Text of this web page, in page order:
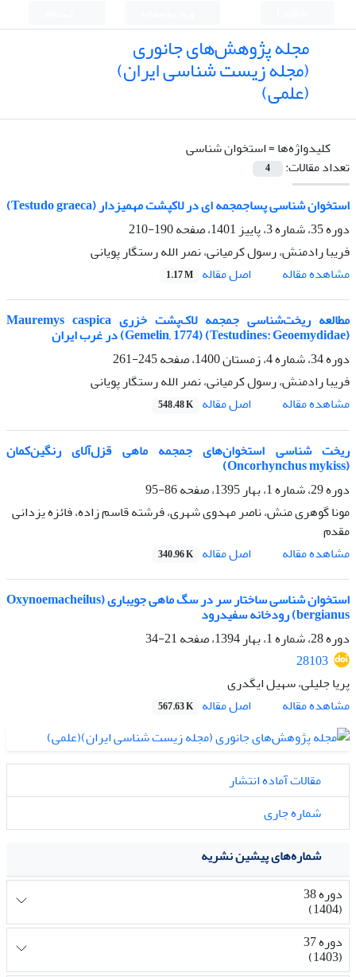
مجله پژوهش‌های جانوری
(مجله زیست شناسی ایران)
(علمی)
کلیدواژه‌ها =استخوان شناسی
تعداد مقالات:
4
استخوان شناسی پساجمجمه ای در لاکپشت مهمیزدار (Testudo graeca)
دوره 35، شماره 3، پاییز 1401، صفحه
190-210
فریبا رادمنش، رسول کرمیانی، نصر الله رستگار پویانی
مشاهده مقاله
اصل مقاله 1.17 M
مطالعه ریخت‌شناسی جمجمه لاک‌پشت خزری Mauremys caspica
(Gemelin, 1774) (Testudines: Geoemydidae) در غرب ایران
دوره 34، شماره 4، زمستان 1400، صفحه
245-261
فریبا رادمنش، رسول کرمیانی، نصر الله رستگار پویانی
مشاهده مقاله
اصل مقاله 548.48 K
ریخت‌ شناسی استخوان‌های جمجمه ماهی قزل‌آلای رنگین‌کمان
(Oncorhynchus mykiss)
دوره 29، شماره 1، بهار 1395، صفحه
86-95
مونا گوهرى منش، ناصر مهدوى شهرى، فرشته قاسم زاده، فائزه یزدانى
مقدم
مشاهده مقاله
اصل مقاله 340.96 K
استخوان شناسی ساختار سر در سگ ماهی جویباری (Oxynoemacheilus
bergianus) رودخانه سفیدرود
دوره 28، شماره 1، بهار 1394، صفحه
21-34
28103
پریا جلیلی، سهیل ایگدری
مشاهده مقاله
اصل مقاله 567.63 K
مقالات آماده انتشار
شماره جاری
شماره‌های پیشین نشریه
دوره 38
(1404)
دوره 37
(1403)